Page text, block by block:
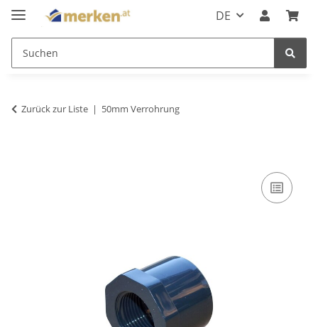
DE
Zurück zur Liste 50mm Verrohrung